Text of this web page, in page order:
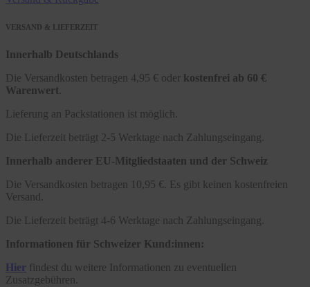
VERSAND & LIEFERZEIT
Innerhalb Deutschlands
Die Versandkosten betragen 4,95 € oder kostenfrei ab 60 €
Warenwert
Lieferung an Packstationen ist möglich.
Die Lieferzeit beträgt 2-5 Werktage nach Zahlungseingang.
Innerhalb anderer EU-Mitgliedstaaten und der Schweiz
Die Versandkosten betragen 10,95 €. Es gibt keinen kostenfreien
Versand.
Die Lieferzeit beträgt 4-6 Werktage nach Zahlungseingang.
Informationen für Schweizer Kund:innen:
Hier findest du weitere Informationen zu eventuellen
Zusatzgebühren.